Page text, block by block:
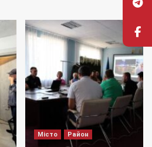
Місто Район